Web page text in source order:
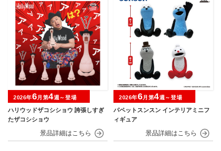
ハリウッドザコシショウ 誇張しすぎ
たザコシショウ
2026年6月第4週～登場
パペットスンスン インテリアミニフ
ィギュア
2026年6月第4週～登場